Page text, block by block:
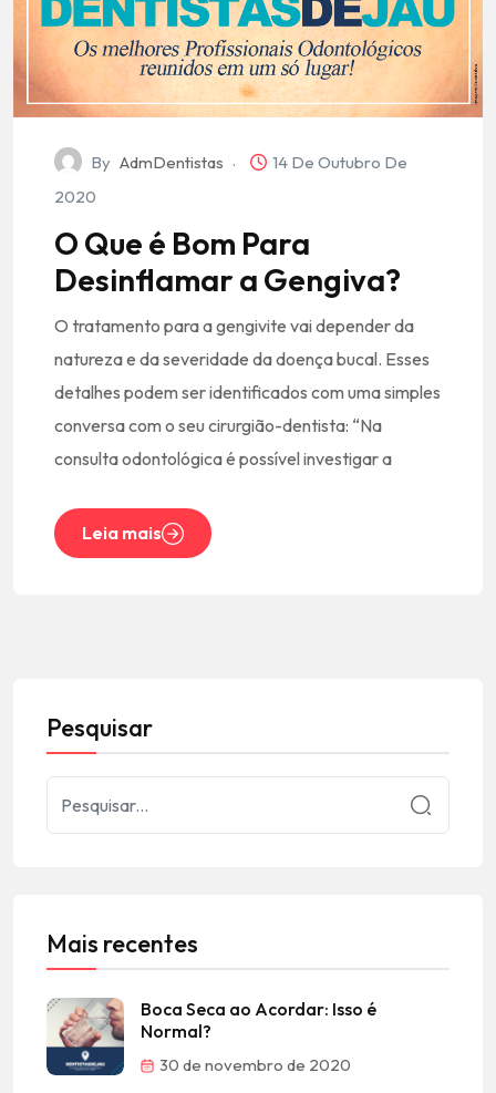
By AdmDentistas
14 De Outubro De
2020
O Que é Bom Para
Desinflamar a Gengiva?
O tratamento para a gengivite vai depender da
natureza e da severidade da doença bucal. Esses
detalhes podem ser identificados com uma simples
conversa com o seu cirurgião-dentista: “Na
consulta odontológica é possível investigar a
Leia mais
Pesquisar
Mais recentes
Boca Seca ao Acordar: Isso é
Normal?
30 de novembro de 2020